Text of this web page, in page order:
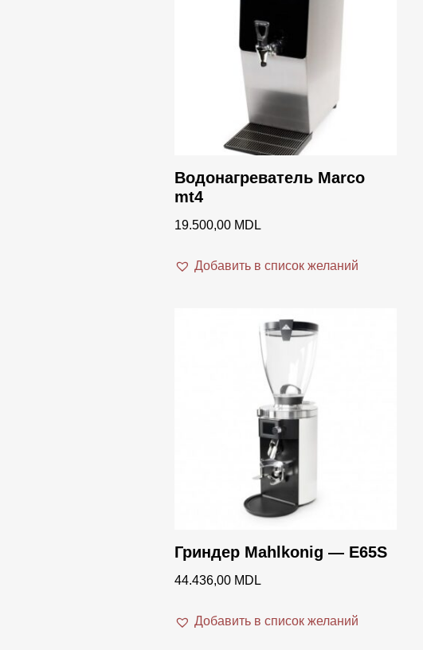
Водонагреватель Marco
mt4
19.500,00 MDL
Добавить в список желаний
Гриндер Mahlkonig — E65S
44.436,00 MDL
Добавить в список желаний